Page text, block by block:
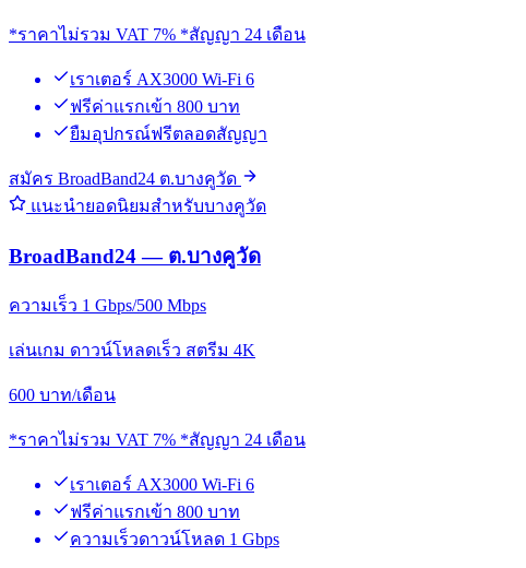
*ราคาไม่รวม VAT 7% *สัญญา 24 เดือน
เราเตอร์ AX3000 Wi-Fi 6
ฟรีค่าแรกเข้า 800 บาท
ยืมอุปกรณ์ฟรีตลอดสัญญา
สมัคร BroadBand24 ต.บางคูวัด
แนะนำยอดนิยมสำหรับบางคูวัด
BroadBand24 — ต.บางคูวัด
ความเร็ว 1 Gbps/500 Mbps
เล่นเกม ดาวน์โหลดเร็ว สตรีม 4K
600 บาท/เดือน
*ราคาไม่รวม VAT 7% *สัญญา 24 เดือน
เราเตอร์ AX3000 Wi-Fi 6
ฟรีค่าแรกเข้า 800 บาท
ความเร็วดาวน์โหลด 1 Gbps